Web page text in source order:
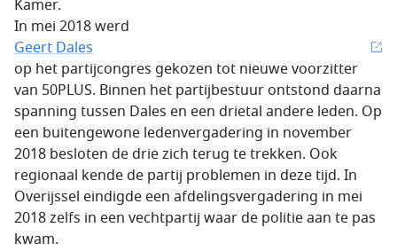
Kamer.
In mei 2018 werd
Geert Dales
op het partijcongres gekozen tot nieuwe voorzitter
van 50PLUS. Binnen het partijbestuur ontstond daarna
spanning tussen Dales en een drietal andere leden. Op
een buitengewone ledenvergadering in november
2018 besloten de drie zich terug te trekken. Ook
regionaal kende de partij problemen in deze tijd. In
Overijssel eindigde een afdelingsvergadering in mei
2018 zelfs in een vechtpartij waar de politie aan te pas
kwam.